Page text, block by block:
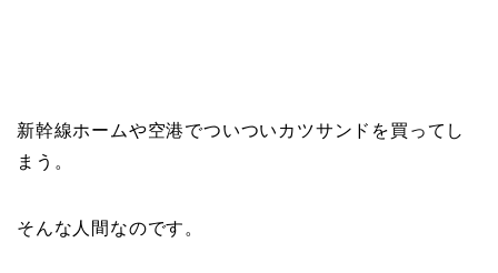
新幹線ホームや空港でついついカツサンドを買ってし
まう。
そんな人間なのです。